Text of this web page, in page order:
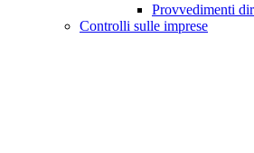
Provvedimenti
Controlli sulle imprese